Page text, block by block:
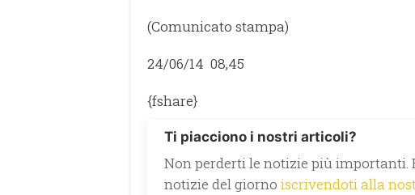
(Comunicato stampa)
24/06/14 08,45
{fshare}
Ti piacciono i nostri articoli?
Non perderti le notizie più importanti.
notizie del giorno iscrivendoti alla